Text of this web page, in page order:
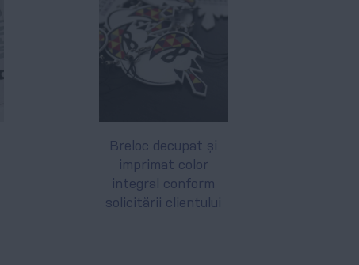
Breloc decupat și
imprimat color
integral conform
solicitării clientului